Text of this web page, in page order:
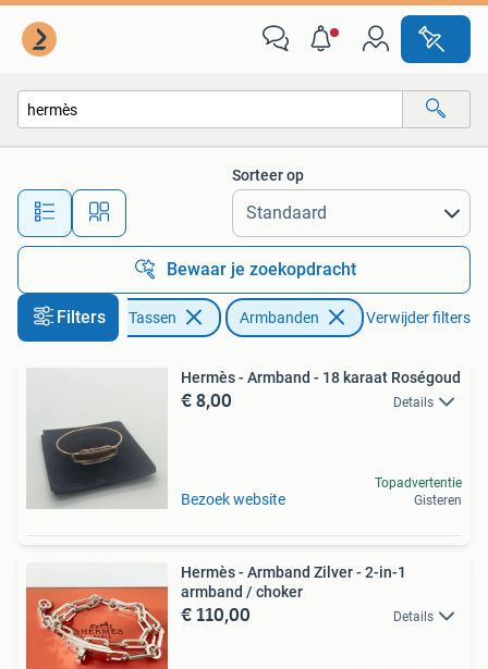
Alle afstanden…
Sorteer op
Bewaar je zoekopdracht
Filters
Sieraden en Tassen Armbanden Verwijder filters
Hermès - Armband - 18 karaat Roségoud
€ 8,00 Details
Bezoek website
Topadvertentie
Gisteren
Hermès - Armband Zilver - 2-in-1
armband / choker
€ 110,00 Details